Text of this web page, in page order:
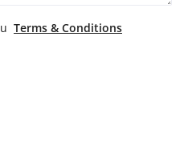
Terms & Conditions